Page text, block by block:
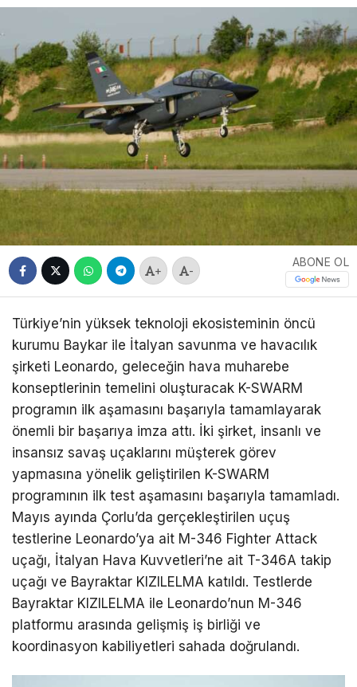
+ -
ABONE OL
Türkiye’nin yüksek teknoloji ekosisteminin öncü
kurumu Baykar ile İtalyan savunma ve havacılık
şirketi Leonardo, geleceğin hava muharebe
konseptlerinin temelini oluşturacak K-SWARM
programın ilk aşamasını başarıyla tamamlayarak
önemli bir başarıya imza attı. İki şirket, insanlı ve
insansız savaş uçaklarını müşterek görev
yapmasına yönelik geliştirilen K-SWARM
programının ilk test aşamasını başarıyla tamamladı.
Mayıs ayında Çorlu’da gerçekleştirilen uçuş
testlerine Leonardo’ya ait M-346 Fighter Attack
uçağı, İtalyan Hava Kuvvetleri’ne ait T-346A takip
uçağı ve Bayraktar KIZILELMA katıldı. Testlerde
Bayraktar KIZILELMA ile Leonardo’nun M-346
platformu arasında gelişmiş iş birliği ve
koordinasyon kabiliyetleri sahada doğrulandı.